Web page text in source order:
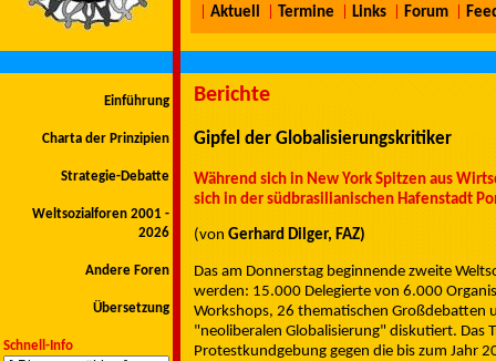
Aktuell Termine Links Forum
Einführung
Charta der Prinzipien
Strategie-Debatte
Weltsozialforen 2001 -
2026
Andere Foren
Übersetzung
Schnell-Info
Berichte
Gipfel der Globalisierungskritiker
Während sich in New York Spitzen aus
sich in der südbrasilianischen Hafenstadt
(von Gerhard Dilger, FAZ)
Das am Donnerstag beginnende zweite
werden: 15.000 Delegierte von 6.000
Workshops, 26 thematischen Großdebatten
"neoliberalen Globalisierung" diskutiert. Das
Protestkundgebung gegen die bis zum Jahr